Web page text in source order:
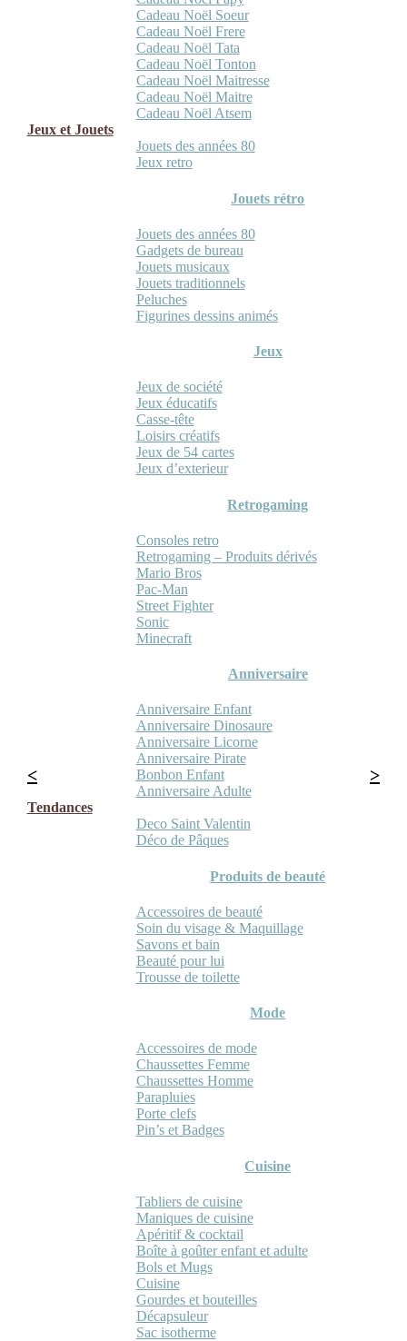
Cadeau Noël Soeur
Cadeau Noël Frere
Cadeau Noël Tata
Cadeau Noël Tonton
Cadeau Noël Maitresse
Cadeau Noël Maitre
Cadeau Noël Atsem
Jeux et Jouets
Jouets des années 80
Jeux retro
Jouets rétro
Jouets des années 80
Gadgets de bureau
Jouets musicaux
Jouets traditionnels
Peluches
Figurines dessins animés
Jeux
Jeux de société
Jeux éducatifs
Casse-tête
Loisirs créatifs
Jeux de 54 cartes
Jeux d’exterieur
Retrogaming
Consoles retro
Retrogaming – Produits dérivés
Mario Bros
Pac-Man
Street Fighter
Sonic
Minecraft
Anniversaire
Anniversaire Enfant
Anniversaire Dinosaure
Anniversaire Licorne
Anniversaire Pirate
Bonbon Enfant
Anniversaire Adulte
Tendances
Deco Saint Valentin
Déco de Pâques
Produits de beauté
Accessoires de beauté
Soin du visage & Maquillage
Savons et bain
Beauté pour lui
Trousse de toilette
Mode
Accessoires de mode
Chaussettes Femme
Chaussettes Homme
Parapluies
Porte clefs
Pin’s et Badges
Cuisine
Tabliers de cuisine
Maniques de cuisine
Apéritif & cocktail
Boîte à goûter enfant et adulte
Bols et Mugs
Cuisine
Gourdes et bouteilles
Décapsuleur
Sac isotherme